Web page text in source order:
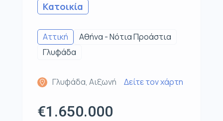
Κατοικία
Αττική
Αθήνα - Νότια Προάστια
Γλυφάδα
Γλυφάδα, Αιξωνή Δείτε τον χάρτη
€1.650.000